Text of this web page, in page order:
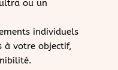
ou un
individuels
à votre objectif,